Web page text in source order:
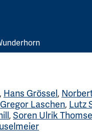
, Hans Grössel ,
Gregor Laschen, Lutz
, Soren Ulrik